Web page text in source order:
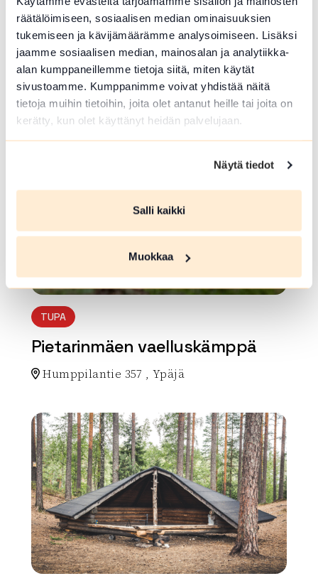
räätälöimiseen, sosiaalisen median ominaisuuksien
tukemiseen ja kävijämäärämme analysoimiseen. Lisäksi
jaamme sosiaalisen median, mainosalan ja analytiikka-
alan kumppaneillemme tietoja siitä, miten käytät
sivustoamme. Kumppanimme voivat yhdistää näitä
tietoja muihin tietoihin, joita olet antanut heille tai joita on
kerätty, kun olet käyttänyt heidän palvelujaan.
Näytä tiedot
Salli kaikki
Muokkaa
ULKOKUNTOILUPAIKKA
Kuntoportaat
Lähdekorventie , Janakkala
Lue lisää luontokohteesta Kuntoportaat
array(0) { }
TUPA
Pietarinmäen vaelluskämppä
Humppilantie 357 , Ypäjä
array(0) { }